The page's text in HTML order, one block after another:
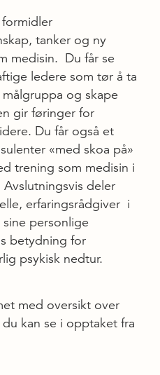
tanker og ny
medisin. Du får se
ledere som tør å ta
og skape
gir føringer for
Du får også et
«med skoa på»
trening som medisin i
deler
erfaringsrådgiver i
sine personlige
betydning for
psykisk nedtur.
med oversikt over
kan se i opptaket fra